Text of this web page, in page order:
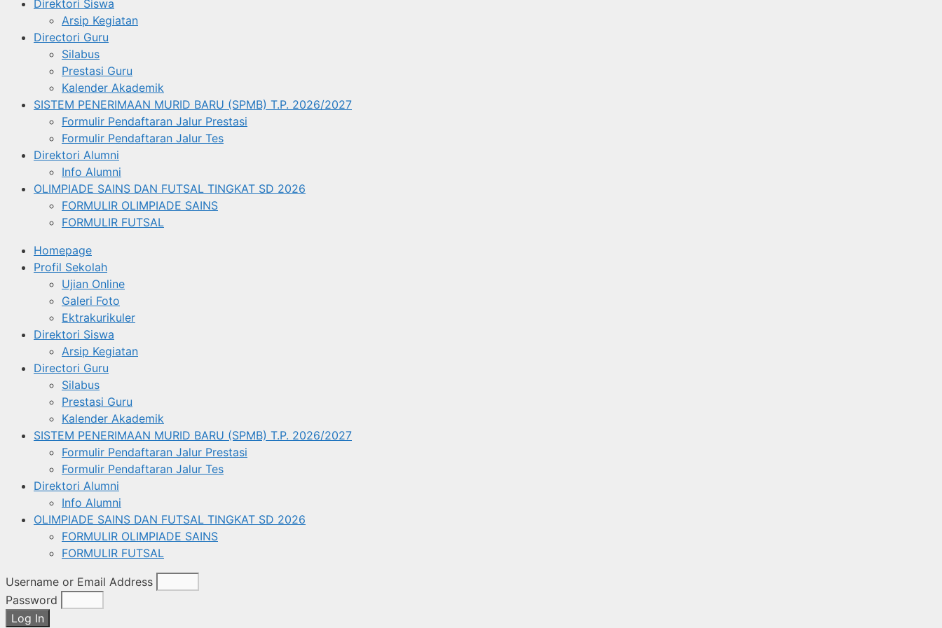
Direktori Siswa
Arsip Kegiatan
Directori Guru
Silabus
Prestasi Guru
Kalender Akademik
SISTEM PENERIMAAN MURID BARU (SPMB) T.P. 2026/2027
Formulir Pendaftaran Jalur Prestasi
Formulir Pendaftaran Jalur Tes
Direktori Alumni
Info Alumni
OLIMPIADE SAINS DAN FUTSAL TINGKAT SD 2026
FORMULIR OLIMPIADE SAINS
FORMULIR FUTSAL
Homepage
Profil Sekolah
Ujian Online
Galeri Foto
Ektrakurikuler
Direktori Siswa
Arsip Kegiatan
Directori Guru
Silabus
Prestasi Guru
Kalender Akademik
SISTEM PENERIMAAN MURID BARU (SPMB) T.P. 2026/2027
Formulir Pendaftaran Jalur Prestasi
Formulir Pendaftaran Jalur Tes
Direktori Alumni
Info Alumni
OLIMPIADE SAINS DAN FUTSAL TINGKAT SD 2026
FORMULIR OLIMPIADE SAINS
FORMULIR FUTSAL
Username or Email Address
Password
Log In